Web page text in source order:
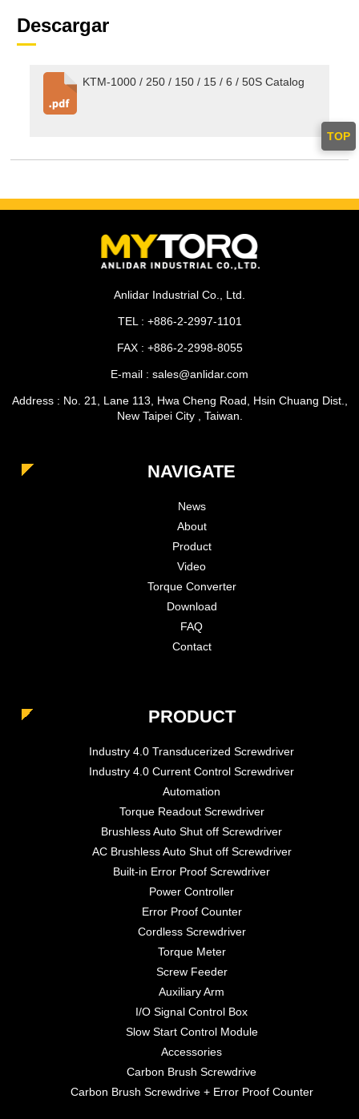
TOP
Descargar
KTM-1000 / 250 / 150 / 15 / 6 / 50S Catalog
Anlidar Industrial Co., Ltd.
TEL : +886-2-2997-1101
FAX : +886-2-2998-8055
E-mail : sales@anlidar.com
Address : No. 21, Lane 113, Hwa Cheng Road, Hsin Chuang Dist.,
New Taipei City , Taiwan.
NAVIGATE
News
About
Product
Video
Torque Converter
Download
FAQ
Contact
PRODUCT
Industry 4.0 Transducerized Screwdriver
Industry 4.0 Current Control Screwdriver
Automation
Torque Readout Screwdriver
Brushless Auto Shut off Screwdriver
AC Brushless Auto Shut off Screwdriver
Built-in Error Proof Screwdriver
Power Controller
Error Proof Counter
Cordless Screwdriver
Torque Meter
Screw Feeder
Auxiliary Arm
I/O Signal Control Box
Slow Start Control Module
Accessories
Carbon Brush Screwdrive
Carbon Brush Screwdrive + Error Proof Counter